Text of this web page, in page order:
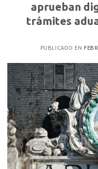
aprueban
trámites
PUBLICADO EN